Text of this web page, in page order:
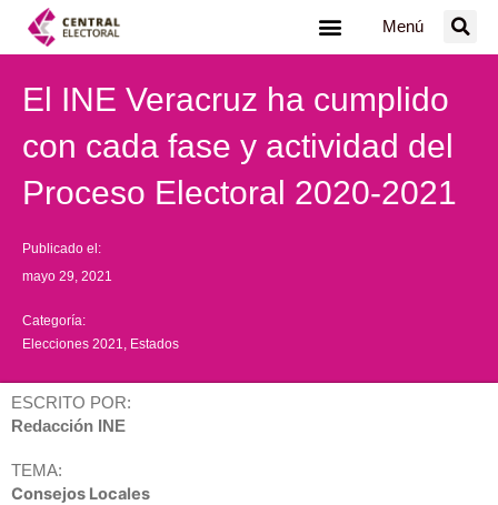
Menú
El INE Veracruz ha cumplido
con cada fase y actividad del
Proceso Electoral 2020-2021
Publicado el:
mayo 29, 2021
Categoría:
Elecciones 2021
Estados
ESCRITO POR:
Redacción INE
TEMA:
Consejos Locales